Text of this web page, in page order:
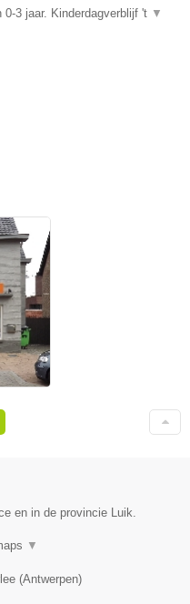
3 jaar. Kinderdagverblijf 't ▼
en in de provincie Luik.
▼
(Antwerpen)